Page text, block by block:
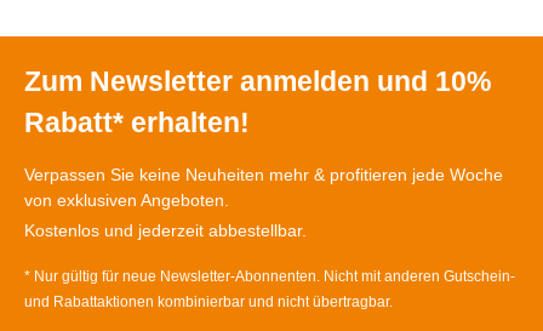
Zum Newsletter anmelden und 10%
Rabatt* erhalten!
Verpassen Sie keine Neuheiten mehr & profitieren jede Woche
von exklusiven Angeboten.
Kostenlos und jederzeit abbestellbar.
* Nur gültig für neue Newsletter-Abonnenten. Nicht mit anderen Gutschein-
und Rabattaktionen kombinierbar und nicht übertragbar.